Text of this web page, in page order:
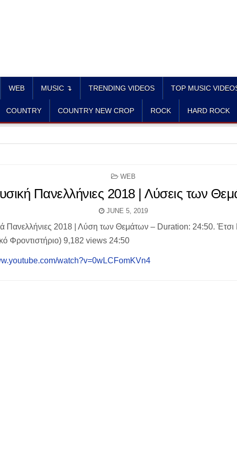
WEB MUSIC ↴ TRENDING VIDEOS TOP MUSIC
COUNTRY COUNTRY NEW CROP ROCK HARD ROCK
POSTED
WEB
Πανελλήνιες 2018 | Λύσεις των
JUNE 5, 2019
Πανελλήνιες 2018 | Λύση των Θεμάτων – Duration: 24:50.
Φροντιστήριο) 9,182 views 24:50
watch?v=0wLCFomKVn4